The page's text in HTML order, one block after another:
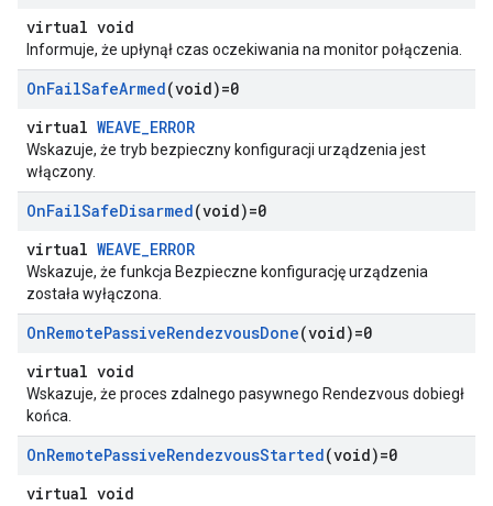
virtual void
Informuje, że upłynął czas oczekiwania na monitor połączenia.
OnFailSafeArmed(void)=0
virtual WEAVE_ERROR
Wskazuje, że tryb bezpieczny konfiguracji urządzenia jest
włączony.
OnFailSafeDisarmed(void)=0
virtual WEAVE_ERROR
Wskazuje, że funkcja Bezpieczne konfigurację urządzenia
została wyłączona.
OnRemotePassiveRendezvousDone(void)=0
virtual void
Wskazuje, że proces zdalnego pasywnego Rendezvous dobiegł
końca.
OnRemotePassiveRendezvousStarted(void)=0
virtual void